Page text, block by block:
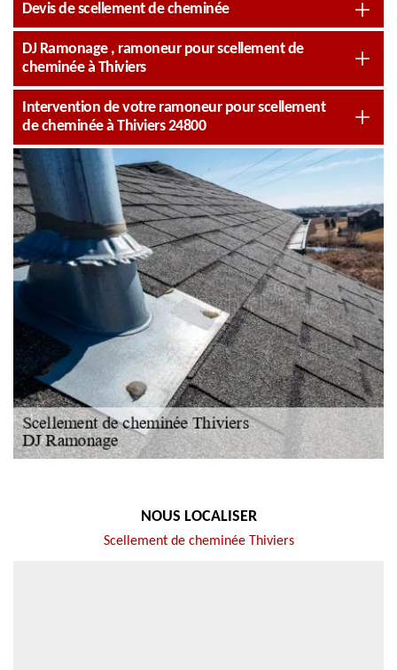
Devis de scellement de cheminée
DJ Ramonage , ramoneur pour scellement de
cheminée à Thiviers
Intervention de votre ramoneur pour scellement
de cheminée à Thiviers 24800
NOUS LOCALISER
Scellement de cheminée Thiviers